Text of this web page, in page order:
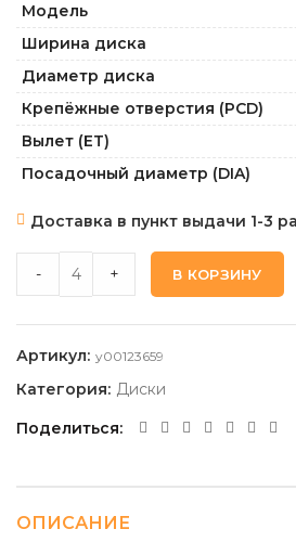
Модель
Ширина диска
Диаметр диска
Крепёжные отверстия (PCD)
Вылет (ET)
Посадочный диаметр (DIA)
Доставка в пункт выдачи 1-3
- + В КОРЗИНУ
Артикул: y00123659
Категория: Диски
Поделиться
ОПИСАНИЕ